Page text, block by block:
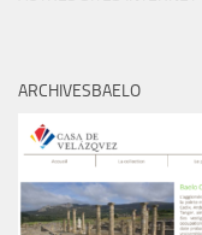
ARCHIVESBAELO